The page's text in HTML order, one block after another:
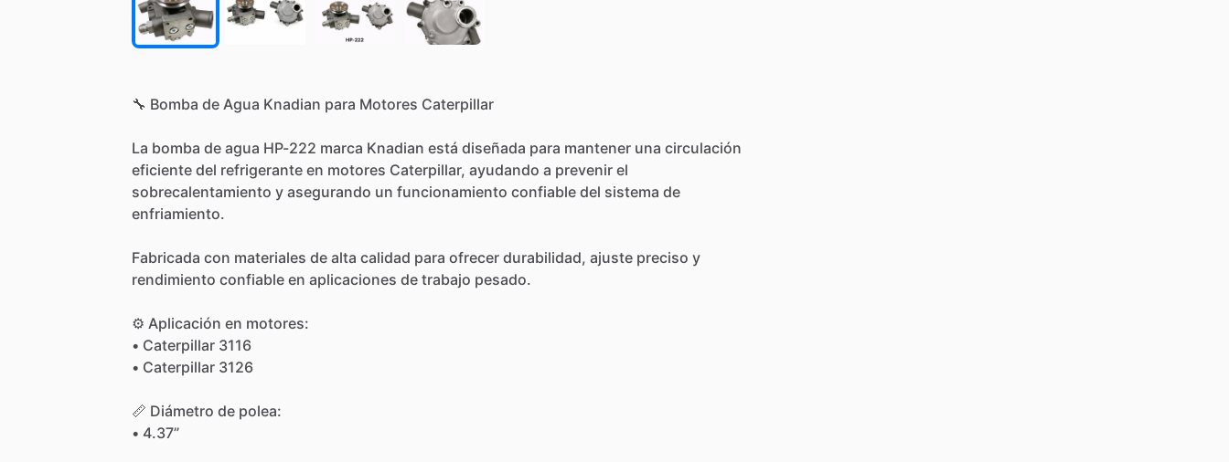
🔧 Bomba de Agua Knadian para Motores Caterpillar
La bomba de agua HP-222 marca Knadian está diseñada para mantener una circulación
eficiente del refrigerante en motores Caterpillar, ayudando a prevenir el
sobrecalentamiento y asegurando un funcionamiento confiable del sistema de
enfriamiento.
Fabricada con materiales de alta calidad para ofrecer durabilidad, ajuste preciso y
rendimiento confiable en aplicaciones de trabajo pesado.
⚙️ Aplicación en motores:
• Caterpillar 3116
• Caterpillar 3126
📏 Diámetro de polea:
• 4.37”